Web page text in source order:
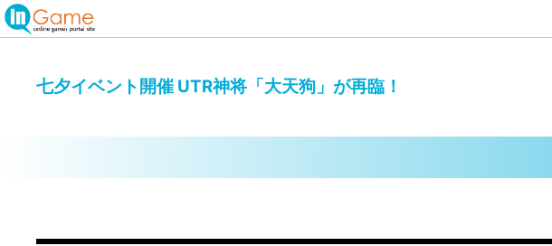
七夕イベント開催 UTR神将「大天狗」が再臨！